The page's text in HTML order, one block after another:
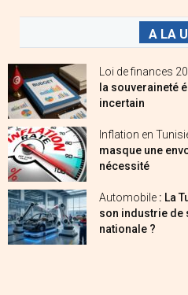
A LA
Loi de finances
la souveraineté
incertain
Inflation en
masque une
nécessité
Automobile : La
son industrie de
nationale ?